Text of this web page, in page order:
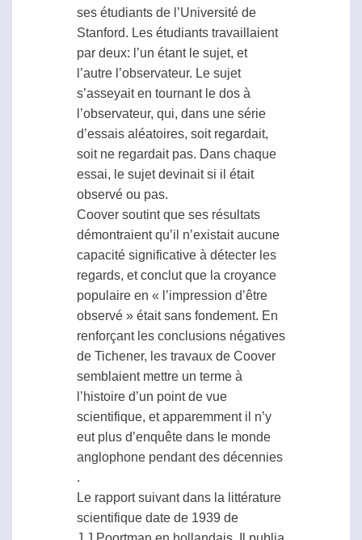
ses étudiants de l’Université de
Stanford. Les étudiants travaillaient
par deux: l’un étant le sujet, et
l’autre l’observateur. Le sujet
s’asseyait en tournant le dos à
l’observateur, qui, dans une série
d’essais aléatoires, soit regardait,
soit ne regardait pas. Dans chaque
essai, le sujet devinait si il était
observé ou pas.
Coover soutint que ses résultats
démontraient qu’il n’existait aucune
capacité significative à détecter les
regards, et conclut que la croyance
populaire en « l’impression d’être
observé » était sans fondement. En
renforçant les conclusions négatives
de Tichener, les travaux de Coover
semblaient mettre un terme à
l’histoire d’un point de vue
scientifique, et apparemment il n’y
eut plus d’enquête dans le monde
anglophone pendant des décennies
.
Le rapport suivant dans la littérature
scientifique date de 1939 de